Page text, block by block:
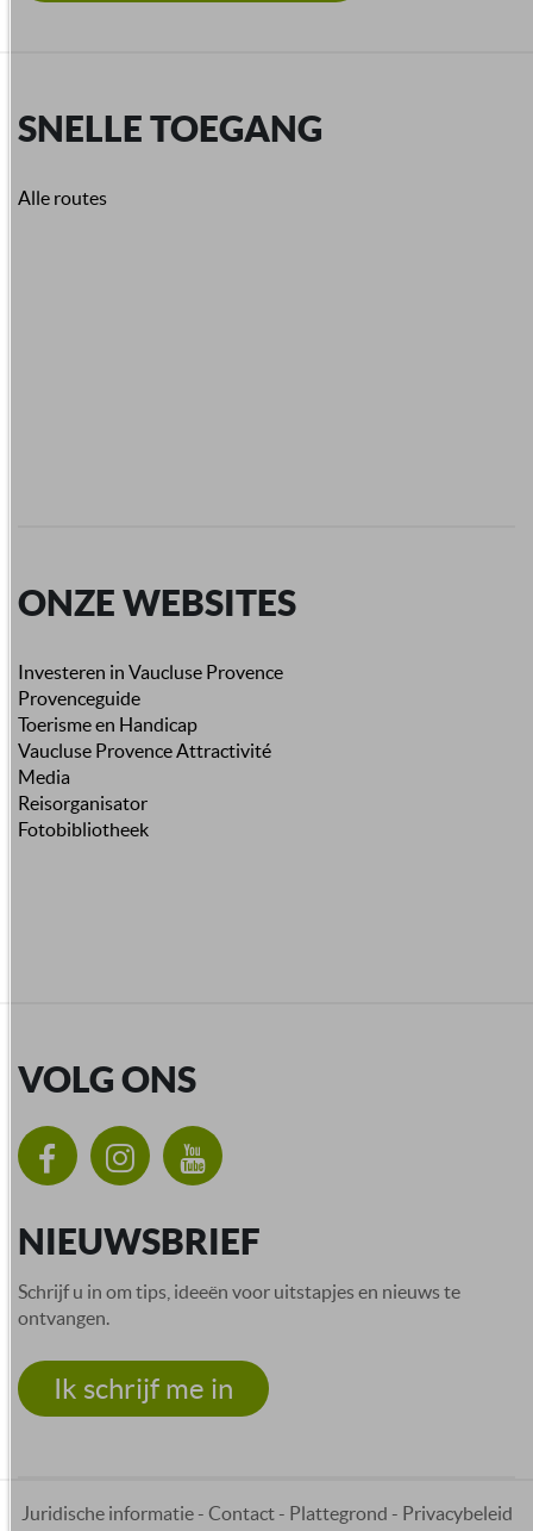
SNELLE TOEGANG
Alle routes
ONZE WEBSITES
Investeren in Vaucluse Provence
Provenceguide
Toerisme en Handicap
Vaucluse Provence Attractivité
Media
Reisorganisator
Fotobibliotheek
VOLG ONS
NIEUWSBRIEF
Schrijf u in om tips, ideeën voor uitstapjes en nieuws te
ontvangen.
Ik schrijf me in
Juridische informatie - Contact - Plattegrond - Privacybeleid